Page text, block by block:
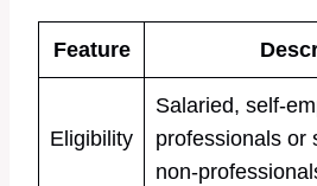
Feature
Eligibility
Salaried, self-
professionals or
non-